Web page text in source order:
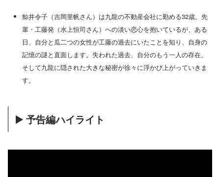
鯨井令子（吉岡里帆さん）は九龍の不動産会社に勤める32歳。先
輩・工藤発（水上恒司さん）への淡い恋心を抱いているが、ある
日、自分と瓜二つの女性が工藤の過去にいたことを知り、自身の
記憶の謎と直面します。失われた過去、自分のもう一人の存在、
そして九龍に隠された大きな秘密が徐々に浮かび上がっていきま
す。
▶️ 予告編ハイライト